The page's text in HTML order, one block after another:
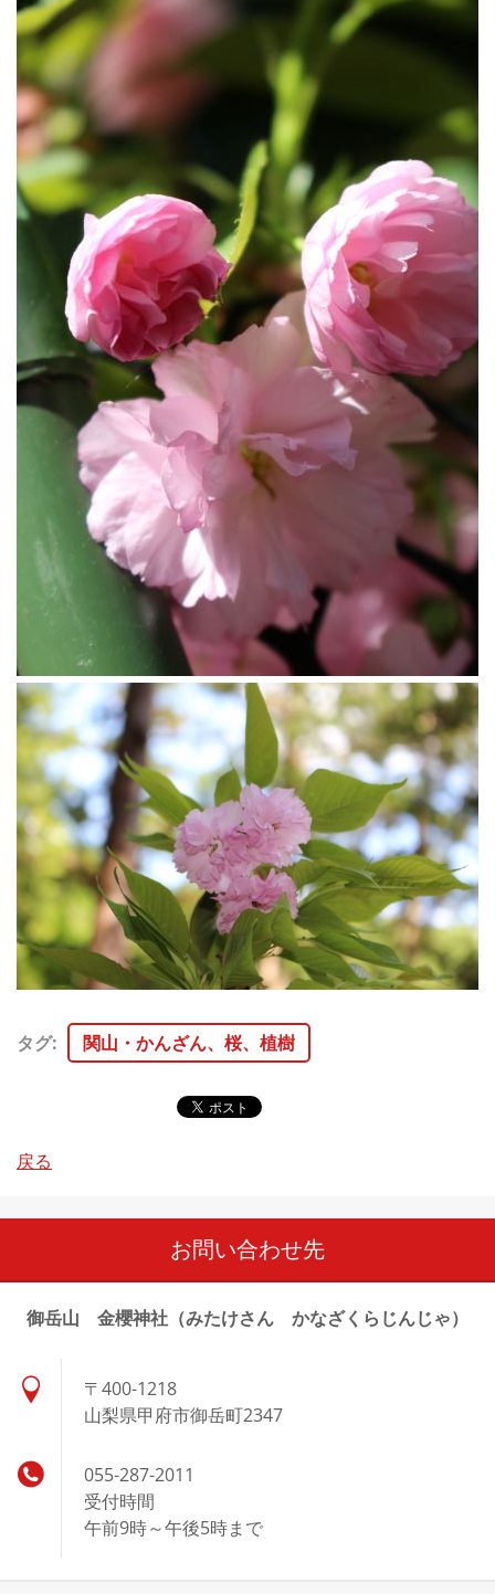
タグ: 関山・かんざん、桜、植樹
戻る
お問い合わせ先
御岳山 金櫻神社（みたけさん かなざくらじんじゃ）
〒400-1218
山梨県甲府市御岳町2347
055-287-2011
受付時間
午前9時～午後5時まで